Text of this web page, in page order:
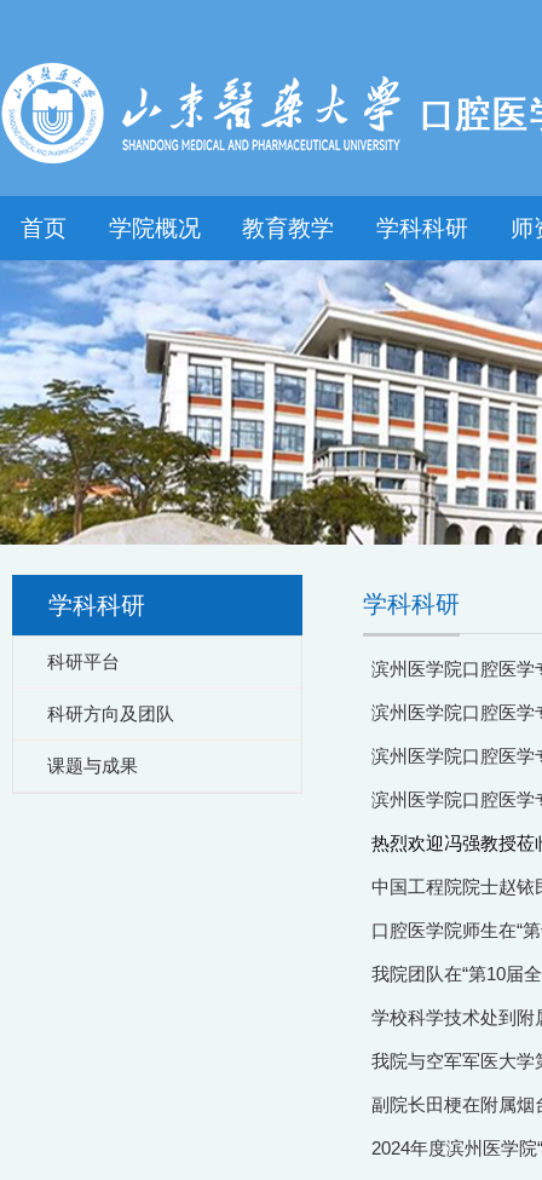
首页 学院概况 教育教学 学科科研 师
学科科研
科研平台
科研方向及团队
课题与成果
学科科研
滨州医学院口腔医学
滨州医学院口腔医学
滨州医学院口腔医学
滨州医学院口腔医学
热烈欢迎冯强教授莅
中国工程院院士赵铱
口腔医学院师生在“
我院团队在“第10届
学校科学技术处到附
我院与空军军医大学
副院长田梗在附属烟
2024年度滨州医学